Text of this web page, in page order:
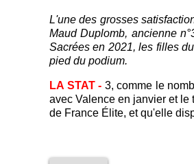
L'une des grosses
Maud Duplomb, ancienne
Sacrées en 2021, les filles
pied du podium.
LA STAT - 3, comme le
avec Valence en janvier et
de France Élite, et qu'elle